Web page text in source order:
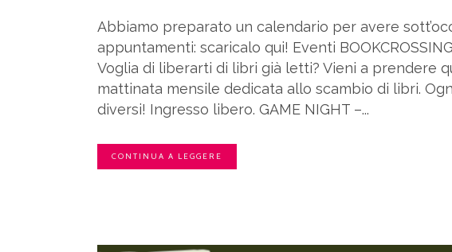
Abbiamo preparato un calendario per avere
appuntamenti: scaricalo qui! Eventi
Voglia di liberarti di libri già letti? Vieni a prendere
mattinata mensile dedicata allo scambio di libri.
diversi! Ingresso libero. GAME NIGHT –...
CONTINUA A LEGGERE